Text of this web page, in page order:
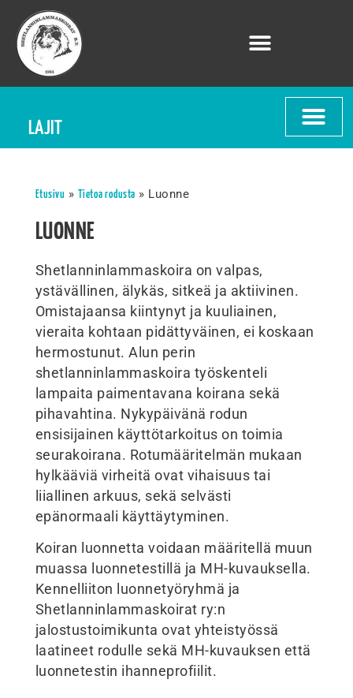
Etusivu » Tietoa rodusta » Luonne
LUONNE
Shetlanninlammaskoira on valpas,
ystävällinen, älykäs, sitkeä ja aktiivinen.
Omistajaansa kiintynyt ja kuuliainen,
vieraita kohtaan pidättyväinen, ei koskaan
hermostunut. Alun perin
shetlanninlammaskoira työskenteli
lampaita paimentavana koirana sekä
pihavahtina. Nykypäivänä rodun
ensisijainen käyttötarkoitus on toimia
seurakoirana. Rotumääritelmän mukaan
hylkääviä virheitä ovat vihaisuus tai
liiallinen arkuus, sekä selvästi
epänormaali käyttäytyminen.
Koiran luonnetta voidaan määritellä muun
muassa luonnetestillä ja MH-kuvauksella.
Kennelliiton luonnetyöryhmä ja
Shetlanninlammaskoirat ry:n
jalostustoimikunta ovat yhteistyössä
laatineet rodulle sekä MH-kuvauksen että
luonnetestin ihanneprofiilit.
LAJIT